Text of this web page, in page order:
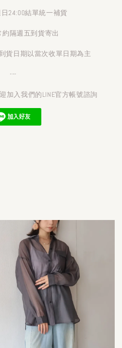
24:00結單統一補貨
隔週五到貨寄出
貨日期以當次收單日期為主
---
加入我們的LINE官方帳號諮詢